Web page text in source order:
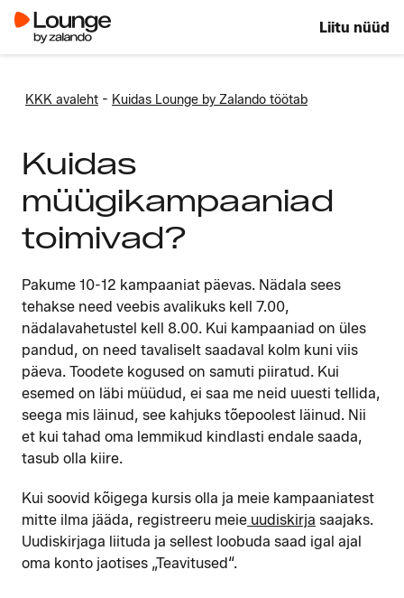
Liitu nüüd
KKK avaleht - Kuidas Lounge by Zalando töötab
Kuidas
müügikampaaniad
toimivad?
Pakume 10-12 kampaaniat päevas. Nädala sees
tehakse need veebis avalikuks kell 7.00,
nädalavahetustel kell 8.00. Kui kampaaniad on üles
pandud, on need tavaliselt saadaval kolm kuni viis
päeva. Toodete kogused on samuti piiratud. Kui
esemed on läbi müüdud, ei saa me neid uuesti tellida,
seega mis läinud, see kahjuks tõepoolest läinud. Nii
et kui tahad oma lemmikud kindlasti endale saada,
tasub olla kiire.
Kui soovid kõigega kursis olla ja meie kampaaniatest
mitte ilma jääda, registreeru meie uudiskirja saajaks.
Uudiskirjaga liituda ja sellest loobuda saad igal ajal
oma konto jaotises „Teavitused“.